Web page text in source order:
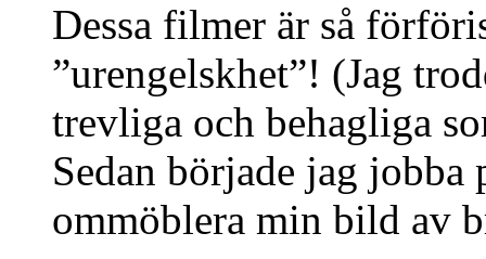
Dessa filmer är så
”urengelskhet”! (Jag
trevliga och behagliga
Sedan började jag
ommöblera min bild av